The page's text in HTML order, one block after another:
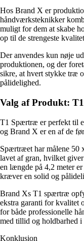
Hos Brand X er
håndværksteknikker
muligt for dem at skabe
op til de strengeste
Der anvendes kun nøje
produktionen, og der
sikre, at hvert stykke træ
pålidelighed.
Valg af Produkt:
T1 Spærtræ er perfekt til
og Brand X er en af de
Spærtræet har målene 50
lavet af gran, hvilket
en længde på 4,2 meter
kræver en solid og
Brand Xs T1 spærtræ
ekstra garanti for kvalitet
for både professionelle
med tillid og holdbarhed i
Konklusion